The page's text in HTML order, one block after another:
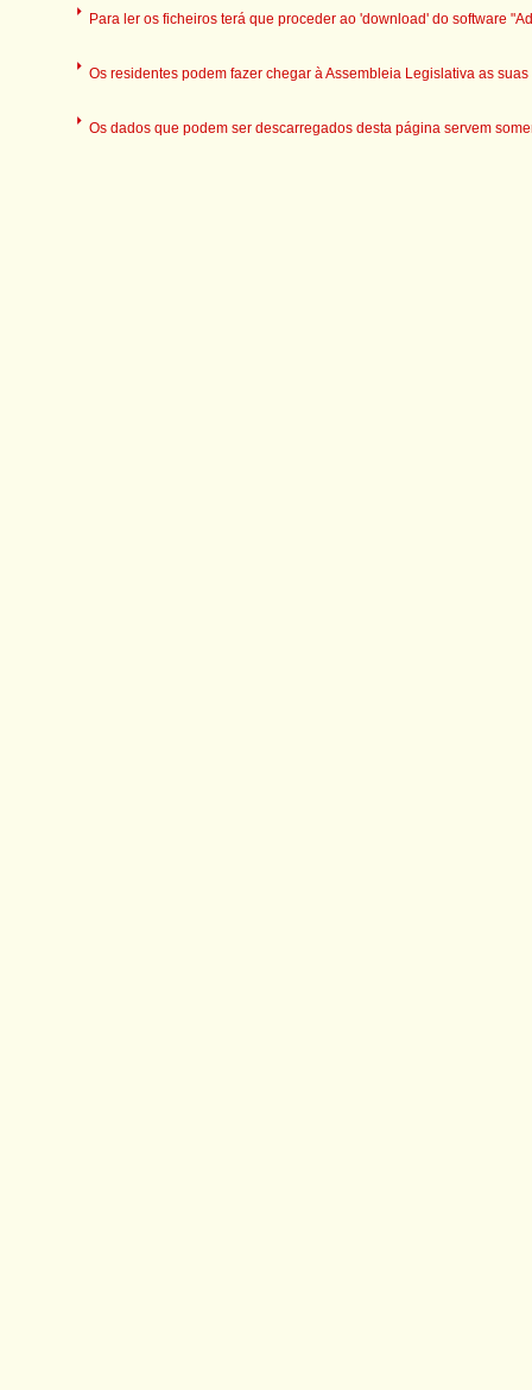
Para ler os ficheiros terá que proceder ao 'download' do software "A
Os residentes podem fazer chegar à Assembleia Legislativa as
Os dados que podem ser descarregados desta página servem